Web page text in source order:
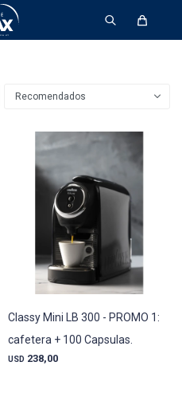
Recomendados
Classy Mini LB 300 - PROMO 1:
cafetera + 100 Capsulas.
USD 238,00